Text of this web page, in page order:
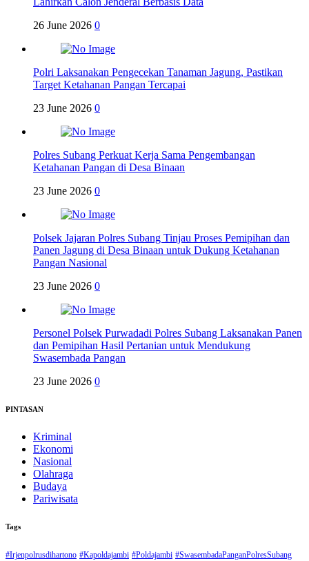
26 June 2026 0
Polri Laksanakan Pengecekan Tanaman Jagung, Pastikan
Target Ketahanan Pangan Tercapai
23 June 2026 0
Polres Subang Perkuat Kerja Sama Pengembangan
Ketahanan Pangan di Desa Binaan
23 June 2026 0
Polsek Jajaran Polres Subang Tinjau Proses Pemipihan dan
Panen Jagung di Desa Binaan untuk Dukung Ketahanan
Pangan Nasional
23 June 2026 0
Personel Polsek Purwadadi Polres Subang Laksanakan Panen
dan Pemipihan Hasil Pertanian untuk Mendukung
Swasembada Pangan
23 June 2026 0
PINTASAN
Kriminal
Ekonomi
Nasional
Olahraga
Budaya
Pariwisata
Tags
#Irjenpolrusdihartono #Kapoldajambi #Poldajambi #SwasembadaPanganPolresSubang